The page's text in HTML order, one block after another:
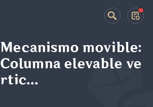
Mecanismo movible:
Columna elevable ve
rtic...